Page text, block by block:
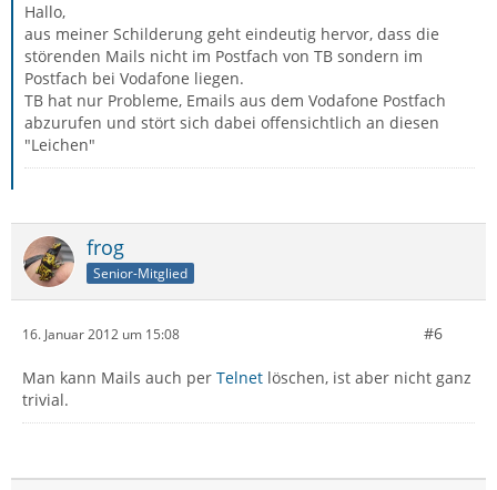
Hallo,
aus meiner Schilderung geht eindeutig hervor, dass die
störenden Mails nicht im Postfach von TB sondern im
Postfach bei Vodafone liegen.
TB hat nur Probleme, Emails aus dem Vodafone Postfach
abzurufen und stört sich dabei offensichtlich an diesen
"Leichen"
frog
Senior-Mitglied
16. Januar 2012 um 15:08 #6
Man kann Mails auch per Telnet löschen, ist aber nicht ganz
trivial.